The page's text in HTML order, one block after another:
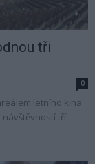
tři
0
letního kina.
návštěvností tří